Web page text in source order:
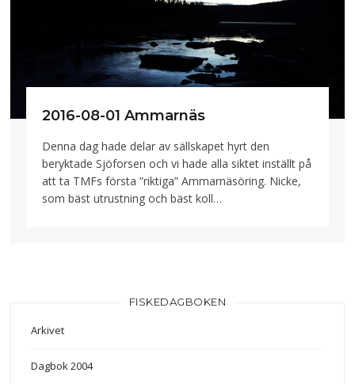
2016-08-01 Ammarnäs
Denna dag hade delar av sällskapet hyrt den
beryktade Sjöforsen och vi hade alla siktet inställt på
att ta TMFs första ”riktiga” Ammarnäsöring. Nicke,
som bäst utrustning och bäst koll…
FISKEDAGBOKEN
Arkivet
Dagbok 2004